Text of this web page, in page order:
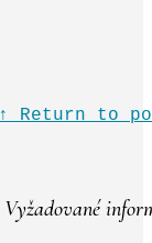
↑ Return to
Vyžadované